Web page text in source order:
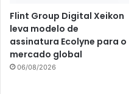
Flint Group Digital Xeikon
leva modelo de
assinatura Ecolyne para o
mercado global
06/08/2026